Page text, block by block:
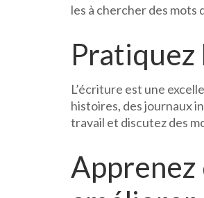
les à chercher des mots
Pratiquez
L’écriture est une
histoires, des journaux
travail et discutez des
Apprenez